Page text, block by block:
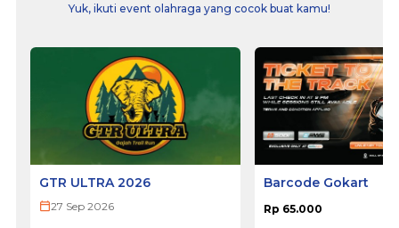
Yuk, ikuti event olahraga yang cocok buat kamu!
GTR ULTRA 2026
27 Sep 2026
Barcode Gokart
Rp 65.000